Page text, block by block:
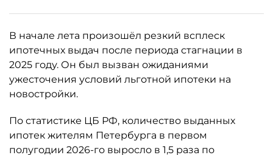
В начале лета произошёл резкий всплеск
ипотечных выдач после периода стагнации в
2025 году. Он был вызван ожиданиями
ужесточения условий льготной ипотеки на
новостройки.
По статистике ЦБ РФ, количество выданных
ипотек жителям Петербурга в первом
полугодии 2026-го выросло в 1,5 раза по